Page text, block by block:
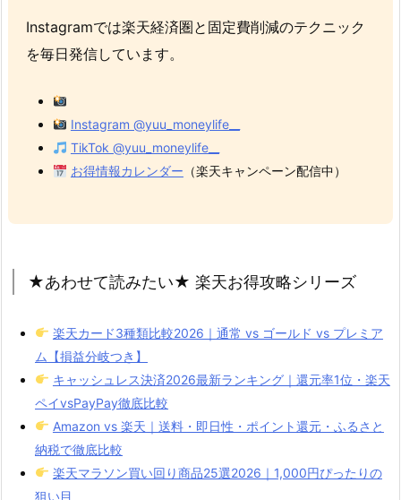
Instagramでは楽天経済圏と固定費削減のテクニック
を毎日発信しています。
Instagram @yuu_moneylife__
TikTok @yuu_moneylife__
お得情報カレンダー （楽天キャンペーン配信中）
★あわせて読みたい★ 楽天お得攻略シリーズ
楽天カード3種類比較2026｜通常 vs ゴールド vs プレミア
ム【損益分岐つき】
キャッシュレス決済2026最新ランキング｜還元率1位・楽天
ペイvsPayPay徹底比較
Amazon vs 楽天｜送料・即日性・ポイント還元・ふるさと
納税で徹底比較
楽天マラソン買い回り商品25選2026｜1,000円ぴったりの
狙い目